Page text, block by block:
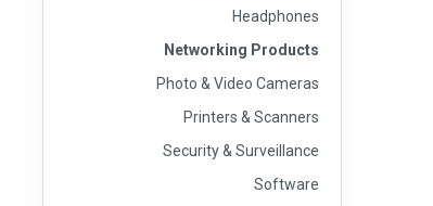
Headphones
Networking Products
Photo & Video Cameras
Printers & Scanners
Security & Surveillance
Software